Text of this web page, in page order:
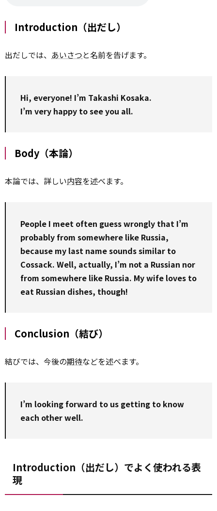
Introduction（出だし）
出だしでは、 あいさつと名前を告げます。
Hi, everyone! I’m Takashi Kosaka.
I’m very happy to see you all.
Body（本論）
本論では、詳しい内容を述べます。
People I meet often guess wrongly that I’m
probably from somewhere like Russia,
because my last name sounds similar to
Cossack. Well, actually, I’m not a Russian nor
from somewhere like Russia. My wife loves to
eat Russian dishes, though!
Conclusion（結び）
結びでは、今後の期待などを述べます。
I’m looking forward to us getting to know
each other well.
Introduction（出だし）でよく使われる表
現